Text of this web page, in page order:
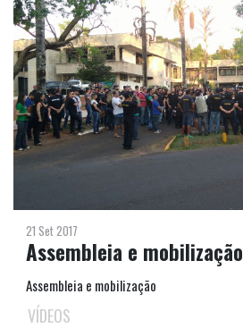
21 Set 2017
Assembleia e mobilização
Assembleia e mobilização
VÍDEOS